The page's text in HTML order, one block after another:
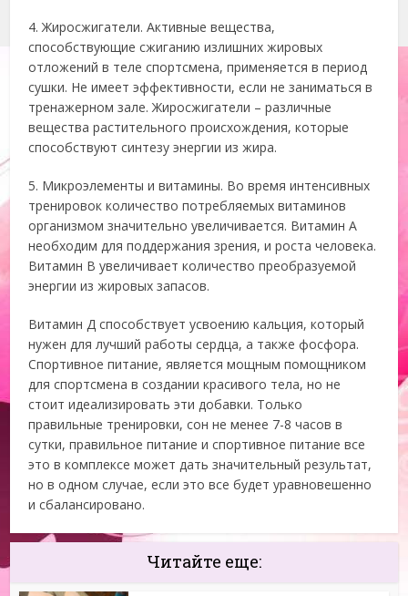
4. Жиросжигатели. Активные вещества,
способствующие сжиганию излишних жировых
отложений в теле спортсмена, применяется в период
сушки. Не имеет эффективности, если не заниматься в
тренажерном зале. Жиросжигатели – различные
вещества растительного происхождения, которые
способствуют синтезу энергии из жира.
5. Микроэлементы и витамины. Во время интенсивных
тренировок количество потребляемых витаминов
организмом значительно увеличивается. Витамин А
необходим для поддержания зрения, и роста человека.
Витамин В увеличивает количество преобразуемой
энергии из жировых запасов.
Витамин Д способствует усвоению кальция, который
нужен для лучший работы сердца, а также фосфора.
Спортивное питание, является мощным помощником
для спортсмена в создании красивого тела, но не
стоит идеализировать эти добавки. Только
правильные тренировки, сон не менее 7-8 часов в
сутки, правильное питание и спортивное питание все
это в комплексе может дать значительный результат,
но в одном случае, если это все будет уравновешенно
и сбалансировано.
Читайте еще: